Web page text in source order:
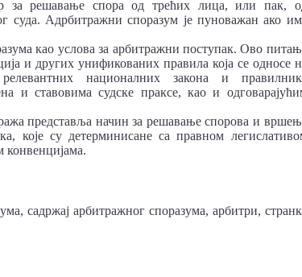
за решавање спора од трећих лица, или пак,
суда. Адрбитражни споразум је пуноважан ако
као услова за арбитражни поступак. Ово
и других унификованих правила која се односе
националних закона и
и ставовима судске праксе, као и
представља начин за решавање спорова и
које су детерминисане са правном
садржај арбитражног споразума, арбитри,